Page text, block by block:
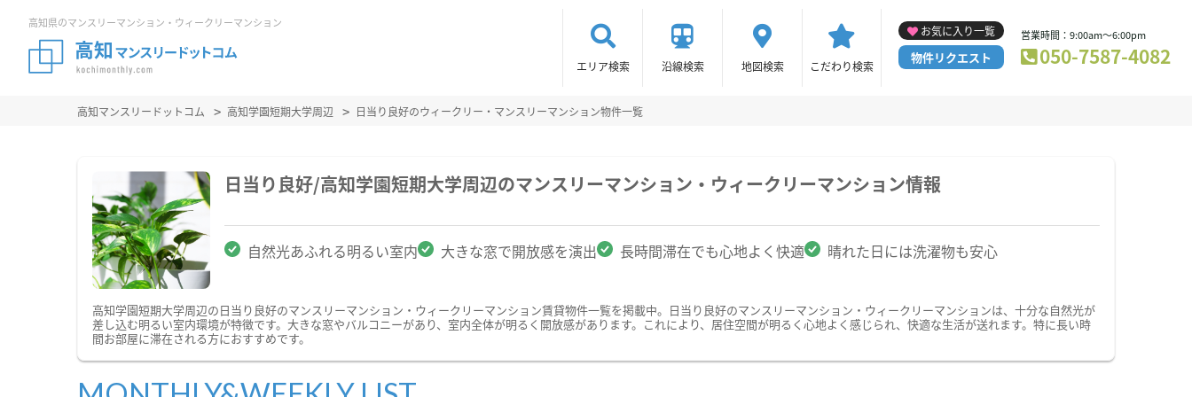
高知県のマンスリーマンション・ウィークリーマンション
エリア検索 沿線検索 地図検索 こだわり検索
お気に入り一覧
物件リクエスト
営業時間：9:00am～6:00pm
050-7587-4082
高知マンスリードットコム 高知学園短期大学周辺 日当り良好のウィークリー・マンスリーマンション物件一覧
日当り良好/高知学園短期大学周辺のマンスリーマンション・ウィークリーマンション情報
自然光あふれる明るい室内 大きな窓で開放感を演出 長時間滞在でも心地よく快適 晴れた日には洗濯物も安心
高知学園短期大学周辺の日当り良好のマンスリーマンション・ウィークリーマンション賃貸物件一覧を掲載中。日当り良好のマンスリーマンション・ウィークリーマンションは、十分な自然光が
差し込む明るい室内環境が特徴です。大きな窓やバルコニーがあり、室内全体が明るく開放感があります。これにより、居住空間が明るく心地よく感じられ、快適な生活が送れます。特に長い時
間お部屋に滞在される方におすすめです。